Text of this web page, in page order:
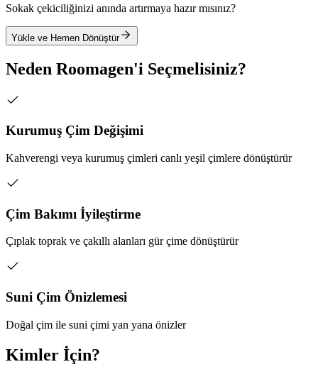
Sokak çekiciliğinizi anında artırmaya hazır mısınız?
Yükle ve Hemen Dönüştür
Neden Roomagen'i Seçmelisiniz?
Kurumuş Çim Değişimi
Kahverengi veya kurumuş çimleri canlı yeşil çimlere dönüştürür
Çim Bakımı İyileştirme
Çıplak toprak ve çakıllı alanları gür çime dönüştürür
Suni Çim Önizlemesi
Doğal çim ile suni çimi yan yana önizler
Kimler İçin?